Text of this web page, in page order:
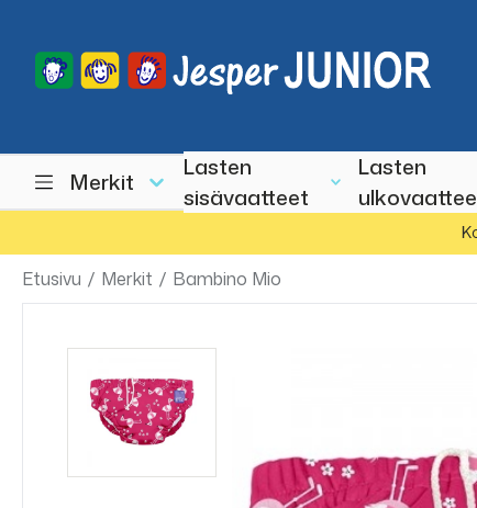
Merkit
Lasten
sisävaatteet
Lasten
Etusivu / Merkit / Bambino Mio